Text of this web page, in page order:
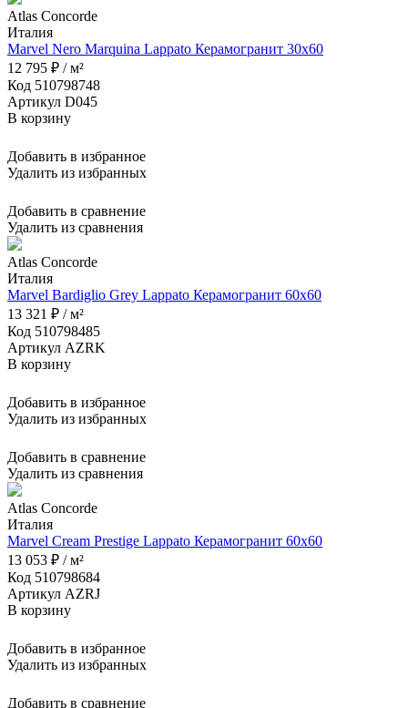
Atlas Concorde
Италия
Marvel Nero Marquina Lappato Керамогранит 30x60
12 795 ₽ / м²
Код 510798748
Артикул D045
В корзину
Добавить в избранное
Удалить из избранных
Добавить в сравнение
Удалить из сравнения
Atlas Concorde
Италия
Marvel Bardiglio Grey Lappato Керамогранит 60x60
13 321 ₽ / м²
Код 510798485
Артикул AZRK
В корзину
Добавить в избранное
Удалить из избранных
Добавить в сравнение
Удалить из сравнения
Atlas Concorde
Италия
Marvel Cream Prestige Lappato Керамогранит 60x60
13 053 ₽ / м²
Код 510798684
Артикул AZRJ
В корзину
Добавить в избранное
Удалить из избранных
Добавить в сравнение